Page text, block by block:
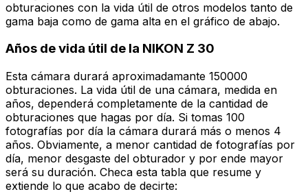
obturaciones con la vida útil de otros modelos tanto de
gama baja como de gama alta en el gráfico de abajo.
Años de vida útil de la NIKON Z 30
Esta cámara durará aproximadamante 150000
obturaciones. La vida útil de una cámara, medida en
años, dependerá completamente de la cantidad de
obturaciones que hagas por día. Si tomas 100
fotografías por día la cámara durará más o menos 4
años. Obviamente, a menor cantidad de fotografías por
día, menor desgaste del obturador y por ende mayor
será su duración. Checa esta tabla que resume y
extiende lo que acabo de decirte: